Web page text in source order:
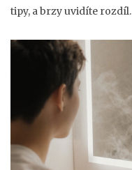
tipy, a brzy uvidíte rozdíl.